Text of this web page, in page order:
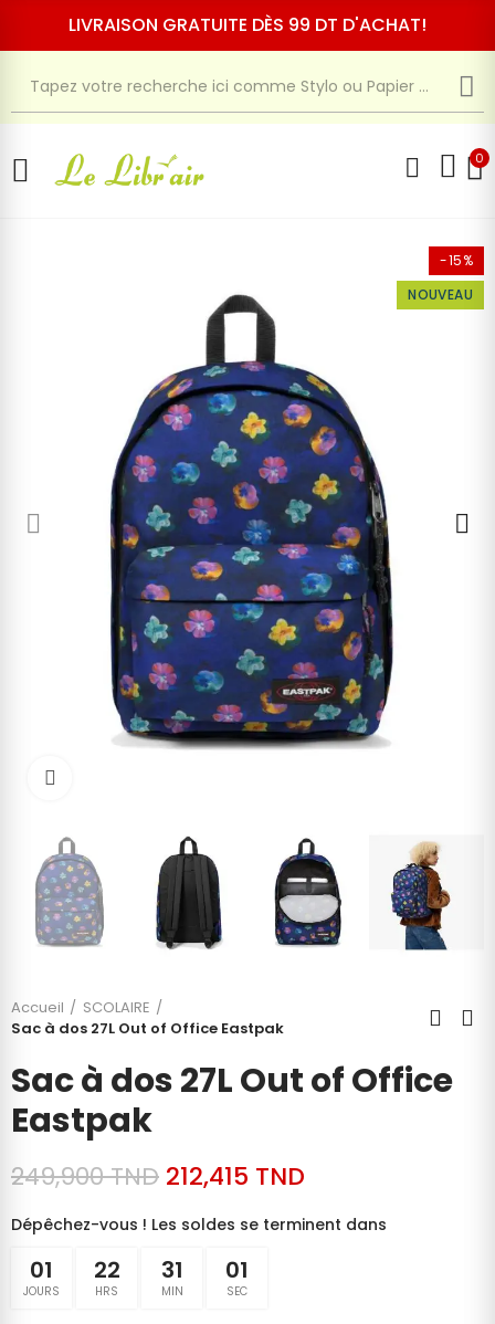
LIVRAISON GRATUITE DÈS 99 DT D'ACHAT!
0
-15%
NOUVEAU
Accueil
SCOLAIRE
Sac à dos 27L Out of Office Eastpak
Sac à dos 27L Out of Office
Eastpak
249,900 TND 212,415 TND
Dépêchez-vous ! Les soldes se terminent dans
01
JOURS
22
HRS
31
MIN
00
SEC